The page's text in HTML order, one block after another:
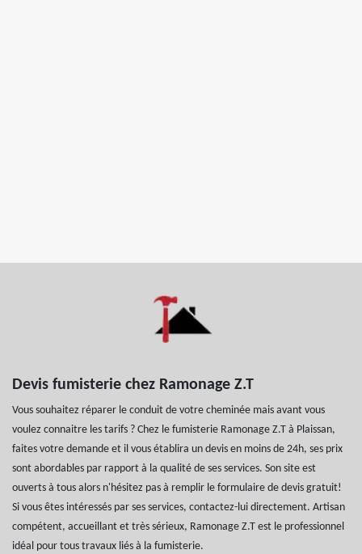
Devis fumisterie chez Ramonage Z.T
Vous souhaitez réparer le conduit de votre cheminée mais avant vous
voulez connaitre les tarifs ? Chez le fumisterie Ramonage Z.T à Plaissan,
faites votre demande et il vous établira un devis en moins de 24h, ses prix
sont abordables par rapport à la qualité de ses services. Son site est
ouverts à tous alors n'hésitez pas à remplir le formulaire de devis gratuit!
Si vous êtes intéressés par ses services, contactez-lui directement. Artisan
compétent, accueillant et très sérieux, Ramonage Z.T est le professionnel
idéal pour tous travaux liés à la fumisterie.